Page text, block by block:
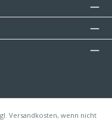
Versandkosten, wenn nicht